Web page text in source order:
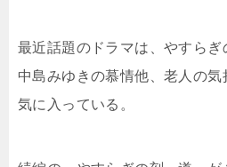
最近話題のドラマは、やすらぎ
中島みゆきの慕情他、老人の気
気に入っている。